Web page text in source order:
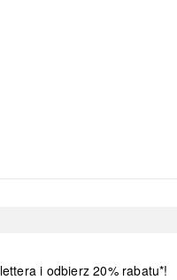
i odbierz 20% rabatu*!